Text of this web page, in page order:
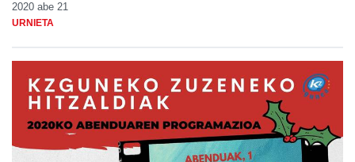
2020 abe 21
URNIETA